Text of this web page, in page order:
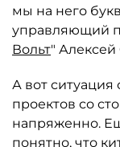
мы на него
управляющий
Вольт"
А вот
проектов со
напряженно.
понятно, что